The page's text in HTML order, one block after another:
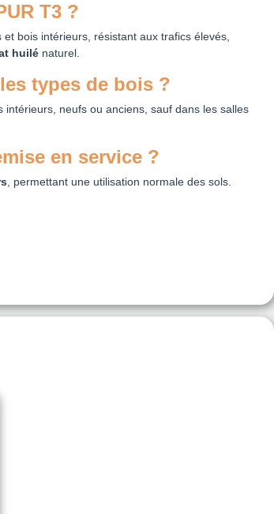
T3 ?
et bois intérieurs, résistant aux trafics élevés,
huilé naturel.
types de bois ?
neufs ou anciens, sauf dans les salles
en service ?
, permettant une utilisation normale des sols.